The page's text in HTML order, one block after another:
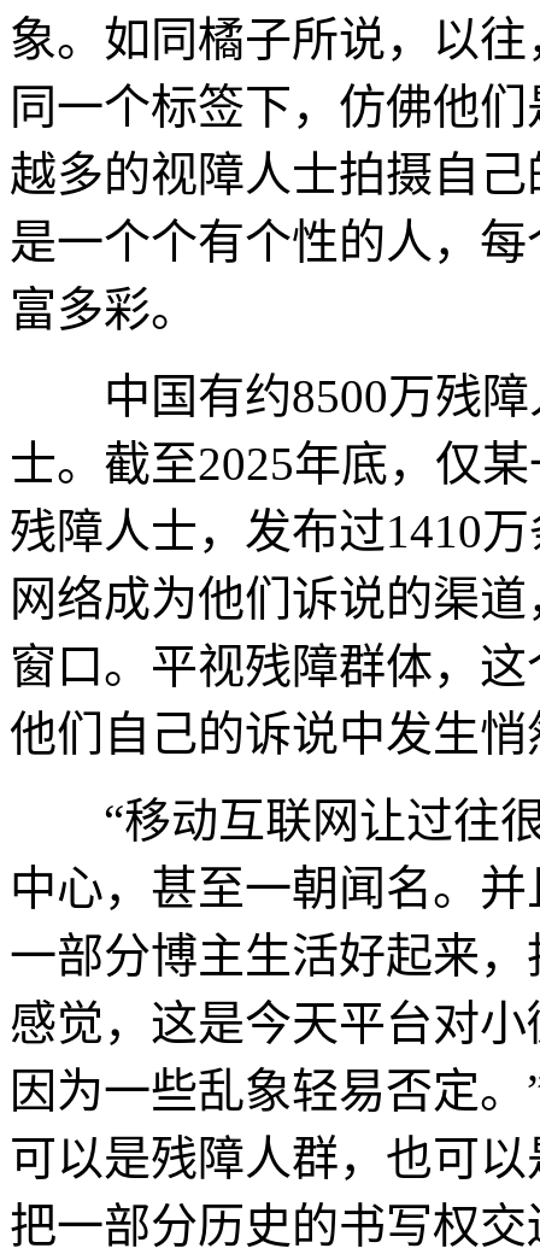
象。如同橘子所说，以
同一个标签下，仿佛他
越多的视障人士拍摄自
是一个个有个性的人，
富多彩。
中国有约8500万残障
士。截至2025年底，仅
残障人士，发布过1410
网络成为他们诉说的渠
窗口。平视残障群体，
他们自己的诉说中发生
“移动互联网让过往很
中心，甚至一朝闻名。
一部分博主生活好起来
感觉，这是今天平台对
因为一些乱象轻易否定
可以是残障人群，也可
把一部分历史的书写权